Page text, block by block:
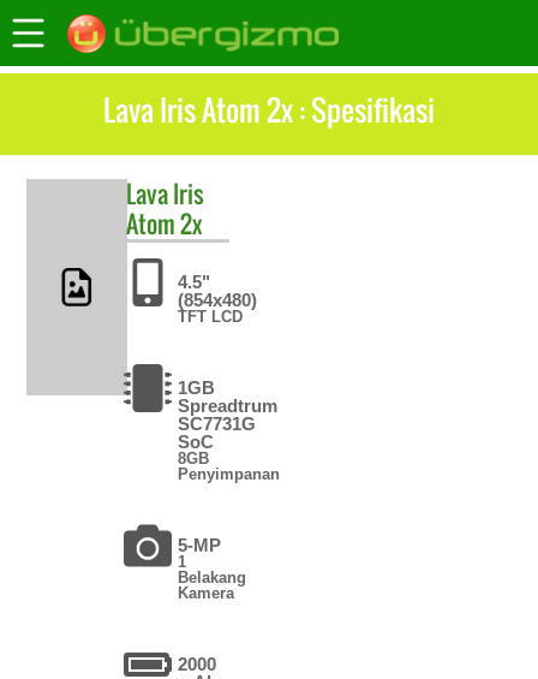
Lava Iris Atom 2x : Spesifikasi
LavaIris
Atom 2x
4.5"
(854x480)
TFT LCD
1GB
Spreadtrum
SC7731G
SoC
8GB
Penyimpanan
5-MP
1
Belakang
Kamera
2000